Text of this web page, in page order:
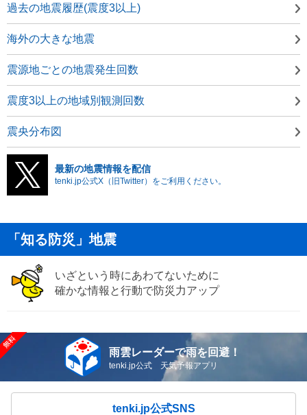
過去の地震履歴(震度3以上)
海外の大きな地震
震源地ごとの地震発生回数
震度3以上の地域別観測回数
震央分布図
最新の地震情報を配信
tenki.jp公式X（旧Twitter）をご利用ください。
「知る防災」地震
いざという時にあわてないために
確かな情報と行動で防災力アップ
雨雲レーダーで雨を回避！
tenki.jp公式 天気予報アプリ
tenki.jp公式SNS